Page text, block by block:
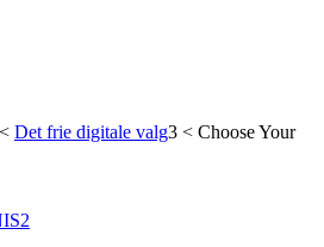
< Det frie digitale valg3 < Choose Your